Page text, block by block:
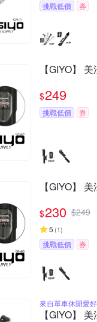
挑戰低價 券
【GIYO】
$249
挑戰低價 券
【GIYO】
$230 $249
5 (1)
挑戰低價 券
來自單車休閒愛
【GIYO】